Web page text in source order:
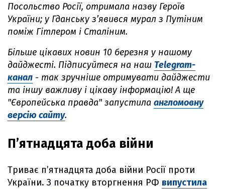
Посольство Росії, отримала назву Героїв
України; у Гданську з’явився мурал з Путіним
поміж Гітлером і Сталіним.
Більше цікавих новин 10 березня у нашому
дайджесті. Підписуйтеся на наш Telegram-
канал - так зручніше отримувати дайджести
та іншу важливу і цікаву інформацію! А ще
"Європейська правда" запустила англомовну
версію сайту.
П’ятнадцята доба війни
Триває п’ятнадцята доба війни Росії проти
України. З початку вторгнення РФ випустила